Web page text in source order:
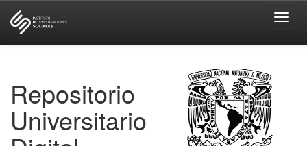
Repositorio
Universitario